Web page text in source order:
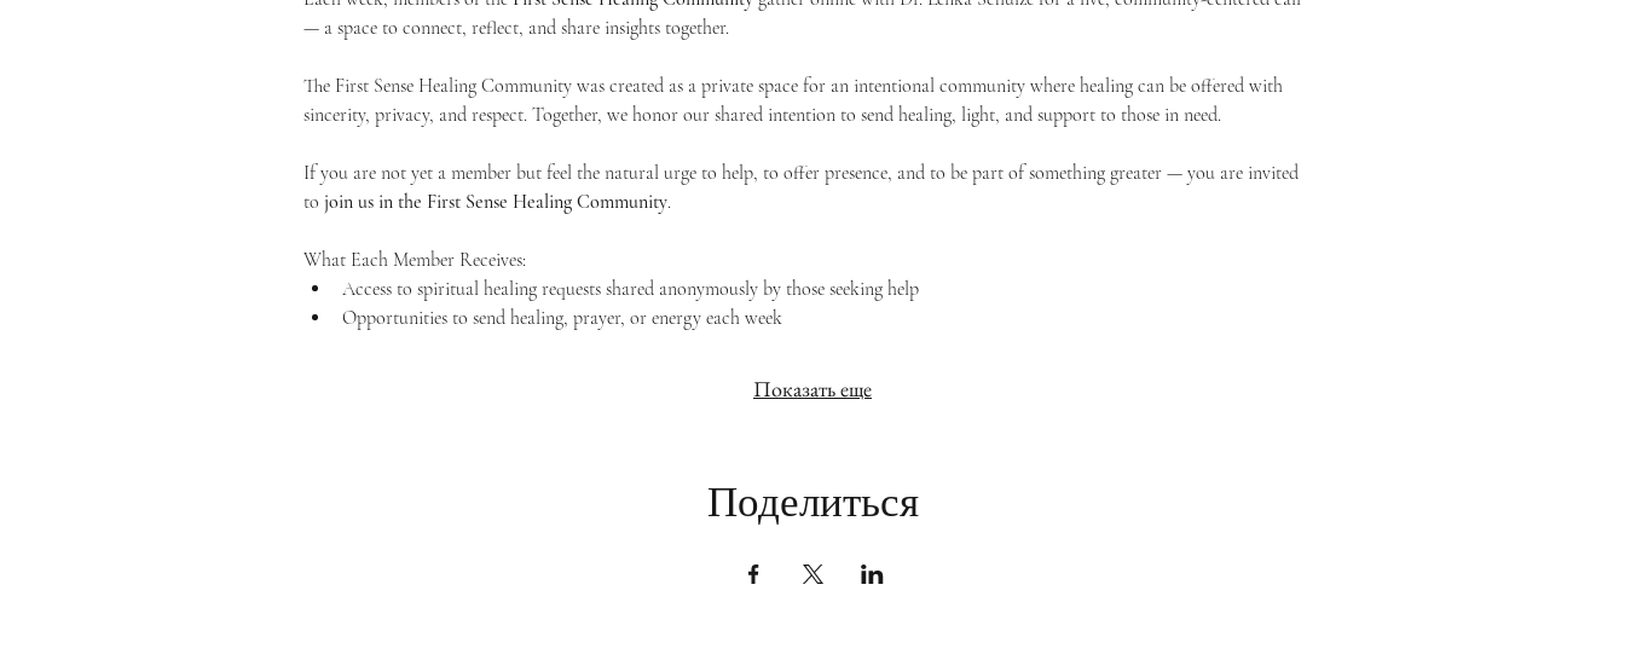
— a space to connect, reflect, and share insights together.
The First Sense Healing Community was created as a private space for an intentional community where healing can be offered with
sincerity, privacy, and respect. Together, we honor our shared intention to send healing, light, and support to those in need.
If you are not yet a member but feel the natural urge to help, to offer presence, and to be part of something greater — you are invited
to join us in the First Sense Healing Community.
What Each Member Receives:
Access to spiritual healing requests shared anonymously by those seeking help
Opportunities to send healing, prayer, or energy each week
Показать еще
Поделиться